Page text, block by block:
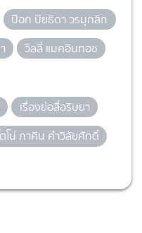
ป๊อก ปิยธิดา วรมุกสิก
วิลลี่ แมคอินทอช
เรื่องย่อสื่อริษยา
โน่ ภาคิน คำวิลัยศักดิ์